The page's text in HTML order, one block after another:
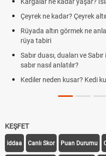
Çeyrek ne kadar? Çeyrek
Rüyada altın görmek ne
rüya tabiri
Sabır duası, duaları ve
sabır nasıl anlatılır?
Kediler neden kusar? Kedi
KEŞFET
iddaa Canlı Skor Puan Durumu